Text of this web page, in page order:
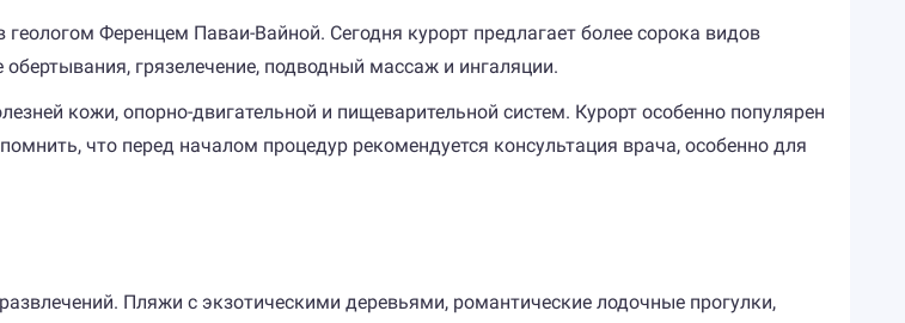
Ференцем Паваи-Вайной. Сегодня курорт предлагает более сорока видов
грязелечение, подводный массаж и ингаляции.
кожи, опорно-двигательной и пищеварительной систем. Курорт особенно популярен
что перед началом процедур рекомендуется консультация врача, особенно для
Пляжи с экзотическими деревьями, романтические лодочные прогулки,